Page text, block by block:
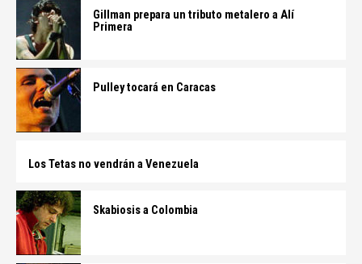
Gillman prepara un tributo metalero a Alí
Primera
Pulley tocará en Caracas
Los Tetas no vendrán a Venezuela
Skabiosis a Colombia